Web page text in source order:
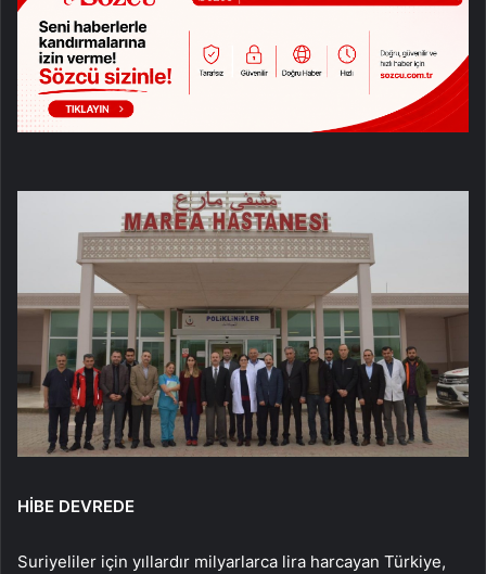
HİBE DEVREDE
Suriyeliler için yıllardır milyarlarca lira harcayan Türkiye,